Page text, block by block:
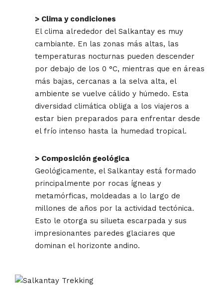
> Clima y condiciones
El clima alrededor del Salkantay es muy
cambiante. En las zonas más altas, las
temperaturas nocturnas pueden descender
por debajo de los 0 °C, mientras que en áreas
más bajas, cercanas a la selva alta, el
ambiente se vuelve cálido y húmedo. Esta
diversidad climática obliga a los viajeros a
estar bien preparados para enfrentar desde
el frío intenso hasta la humedad tropical.
> Composición geológica
Geológicamente, el Salkantay está formado
principalmente por rocas ígneas y
metamórficas, moldeadas a lo largo de
millones de años por la actividad tectónica.
Esto le otorga su silueta escarpada y sus
impresionantes paredes glaciares que
dominan el horizonte andino.